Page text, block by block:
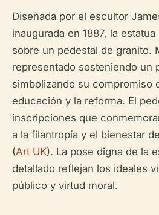
Diseñada por el escultor
inaugurada en 1887, la
sobre un pedestal de granito.
representado sosteniendo un
simbolizando su compromiso
educación y la reforma. El
inscripciones que
a la filantropía y el bienestar
(Art UK). La pose digna de la
detallado reflejan los ideales
público y virtud moral.